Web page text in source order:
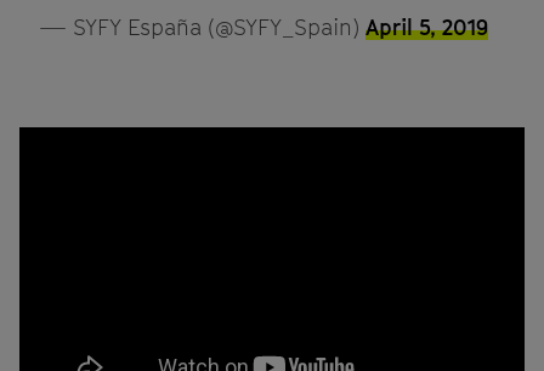
— SYFY España (@SYFY_Spain) April 5, 2019